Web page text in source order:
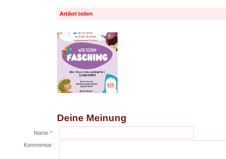
Artikel teilen
Deine Meinung
Name *
Kommentar